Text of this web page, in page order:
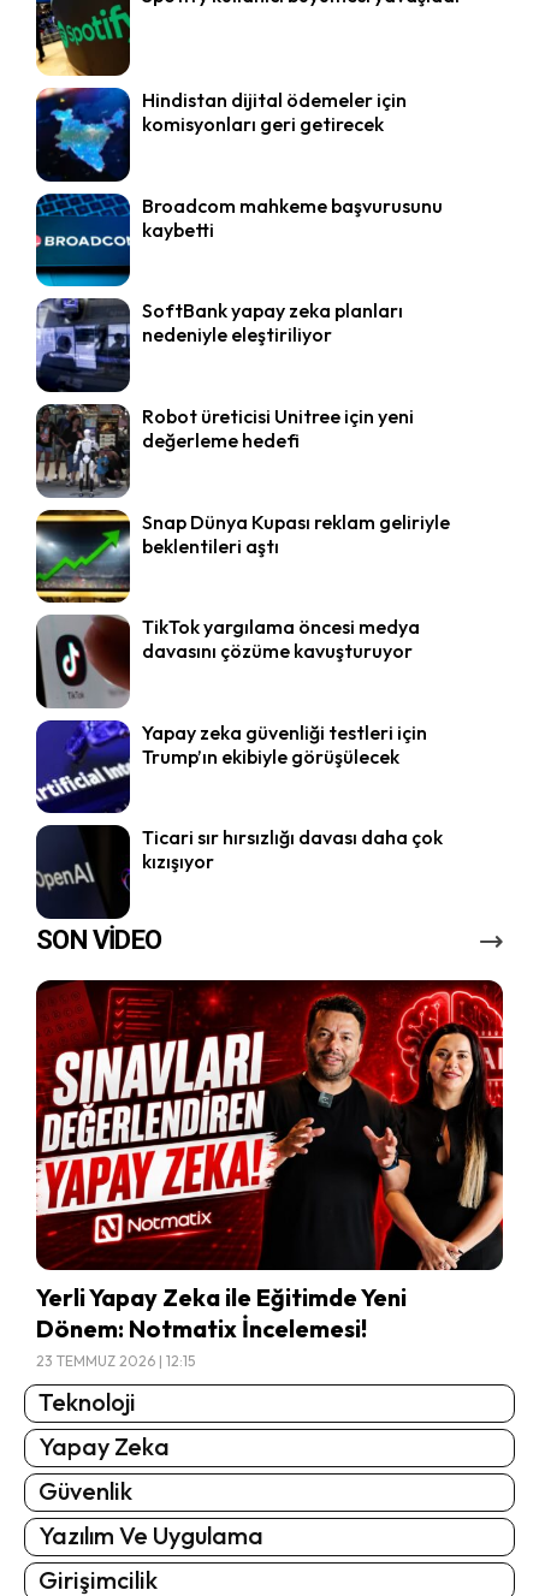
Hindistan dijital ödemeler için
komisyonları geri getirecek
Broadcom mahkeme başvurusunu
kaybetti
SoftBank yapay zeka planları
nedeniyle eleştiriliyor
Robot üreticisi Unitree için yeni
değerleme hedefi
Snap Dünya Kupası reklam geliriyle
beklentileri aştı
TikTok yargılama öncesi medya
davasını çözüme kavuşturuyor
Yapay zeka güvenliği testleri için
Trump’ın ekibiyle görüşülecek
Ticari sır hırsızlığı davası daha çok
kızışıyor
SON VİDEO
Yerli Yapay Zeka ile Eğitimde Yeni
Dönem: Notmatix İncelemesi!
23 TEMMUZ 2026 | 12:15
Teknoloji
Yapay Zeka
Güvenlik
Yazılım Ve Uygulama
Girişimcilik